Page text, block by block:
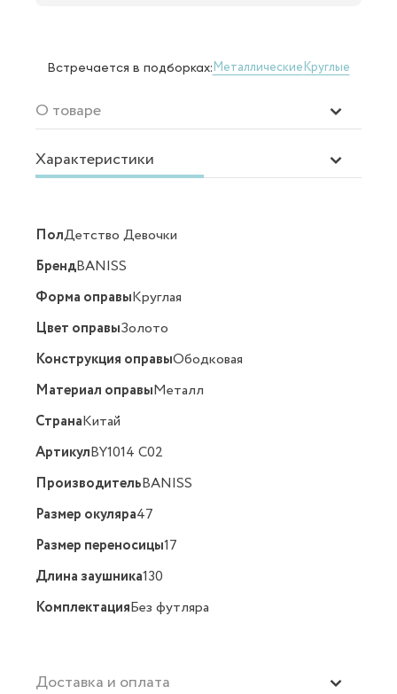
Встречается в подборках:МеталлическиеКруглые
О товаре
Характеристики
ПолДетство Девочки
БрендBANISS
Форма оправыКруглая
Цвет оправыЗолото
Конструкция оправыОбодковая
Материал оправыМеталл
СтранаКитай
АртикулBY1014 C02
ПроизводительBANISS
Размер окуляра47
Размер переносицы17
Длина заушника130
КомплектацияБез футляра
Доставка и оплата